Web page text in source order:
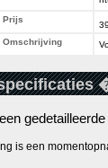
Prijs
Omschrijving
is een